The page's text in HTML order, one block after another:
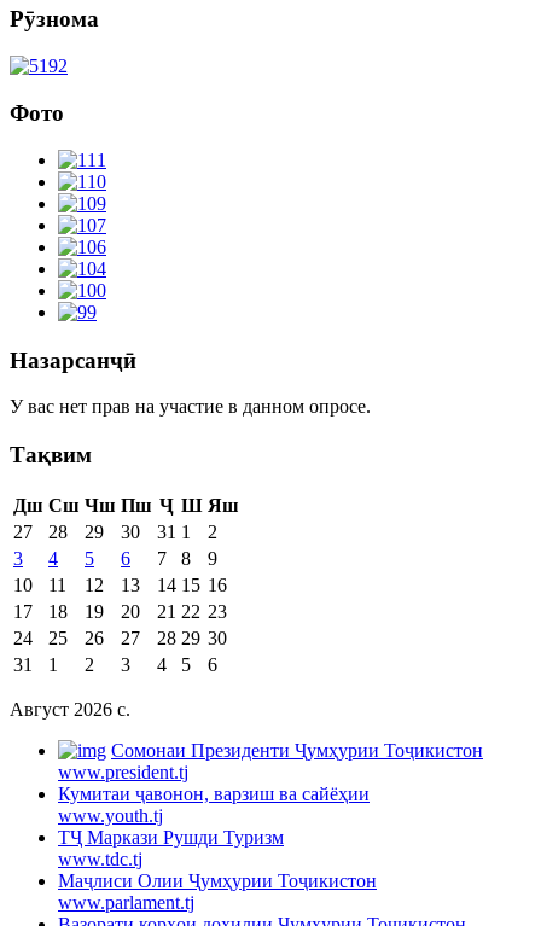
Рӯзнома
Фото
Назарсанҷӣ
У вас нет прав на участие в данном опросе.
Тақвим
Дш Сш Чш Пш Ҷ Ш Яш
27
28 29 30 31 1
2
3
4 5 6 7 8
9
10
11 12 13 14 15 16
17
18 19 20 21 22 23
24
25 26 27 28 29 30
31
1 2 3 4 5 6
Август 2026 c.
Cомонаи Президенти Ҷумҳурии Тоҷикистон
www.president.tj
Кумитаи ҷавонон, варзиш ва сайёҳии
www.youth.tj
ТҶ Маркази Рушди Туризм
www.tdc.tj
Маҷлиси Олии Ҷумҳурии Тоҷикистон
www.parlament.tj